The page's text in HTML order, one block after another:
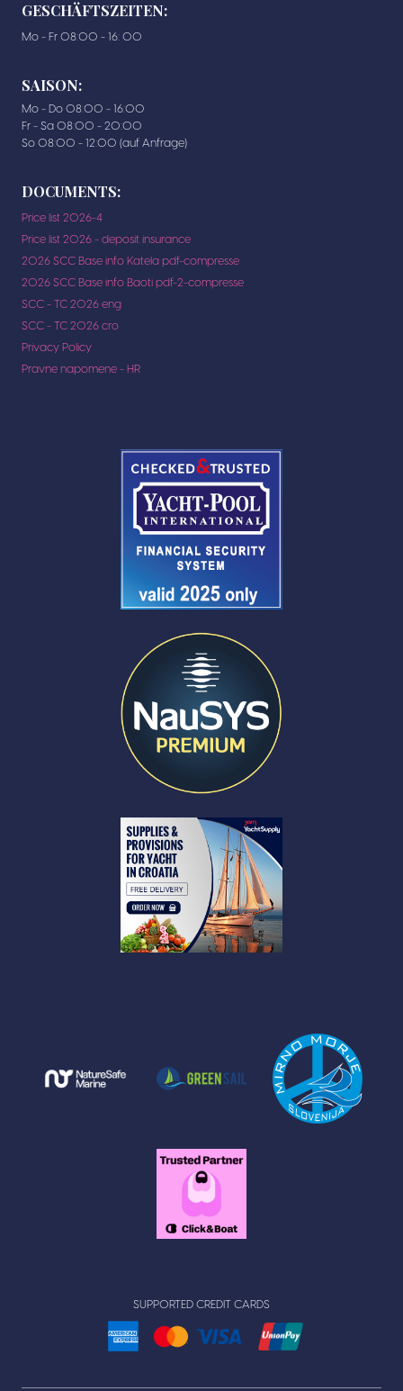
GESCHÄFTSZEITEN:
Mo - Fr 08:00 - 16: 00
SAISON:
Mo - Do 08:00 - 16:00
Fr - Sa 08:00 - 20:00
So 08:00 - 12:00 (auf Anfrage)
DOCUMENTS:
Price list 2026-4
Price list 2026 - deposit insurance
2026 SCC Base info Katela pdf-compresse
2026 SCC Base info Baoti pdf-2-compresse
SCC - TC 2026 eng
SCC - TC 2026 cro
Privacy Policy
Pravne napomene - HR
SUPPORTED CREDIT CARDS